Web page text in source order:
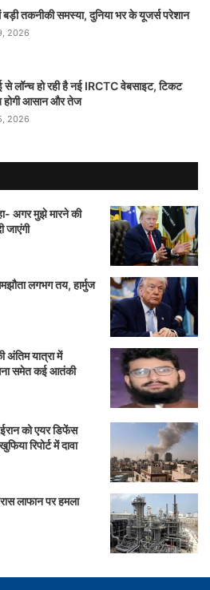
तकनीकी समस्या, दुनिया भर के यूजर्स परेशान
2026
लॉन्च हो रही है नई IRCTC वेबसाइट, टिकट
होगी आसान और तेज
2026
अगर मुझे मारने की
जाएंगी
लगभग तय, हार्मुज
अंतिम यात्रा में
समेत कई आतंकी
को एयर डिफेंस
रिपोर्ट में दावा
लाफान पर हमला